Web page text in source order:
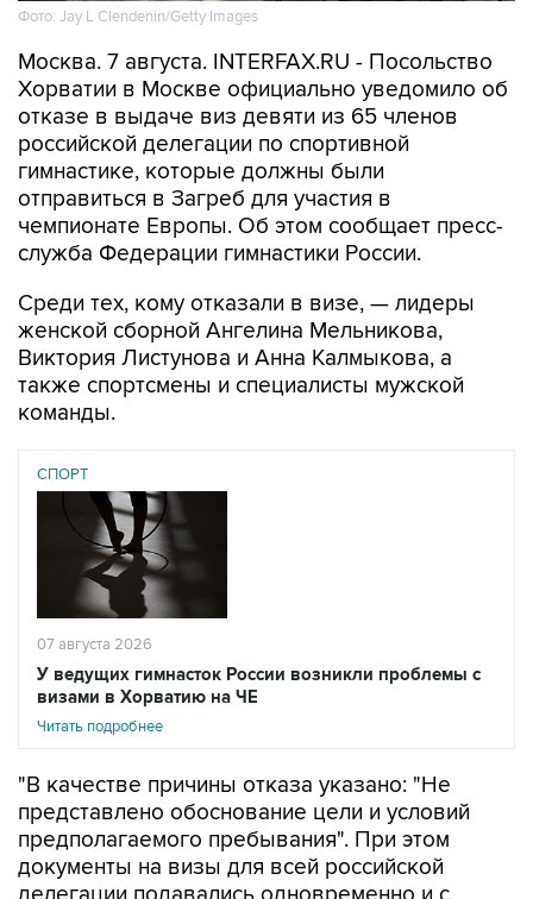
Фото: Jay L Clendenin/Getty Images
Москва. 7 августа. INTERFAX.RU - Посольство
Хорватии в Москве официально уведомило об
отказе в выдаче виз девяти из 65 членов
российской делегации по спортивной
гимнастике, которые должны были
отправиться в Загреб для участия в
чемпионате Европы. Об этом сообщает пресс-
служба Федерации гимнастики России.
Среди тех, кому отказали в визе, — лидеры
женской сборной Ангелина Мельникова,
Виктория Листунова и Анна Калмыкова, а
также спортсмены и специалисты мужской
команды.
СПОРТ
07 августа 2026
У ведущих гимнасток России возникли проблемы с
визами в Хорватию на ЧЕ
Читать подробнее
"В качестве причины отказа указано: "Не
представлено обоснование цели и условий
предполагаемого пребывания". При этом
документы на визы для всей российской